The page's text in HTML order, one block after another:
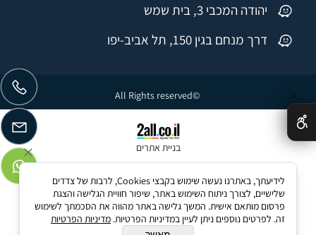
יהודה המכבי 3, בית שמש
דרך מנחם בגין 150, תל אביב-יפו
©All Rights reserved
בניית אתרים
לידיעתך, באתרנו נעשה שימוש בקבצי Cookies, לרבות של צדדים
שלישיים, לצורך ניתוח השימוש באתר, שיפור חוויית הגלישה והצגת
פרסום מותאם אישית. המשך גלישה באתר מהווה את הסכמתך לשימוש
זה. לפרטים נוספים ניתן לעיין במדיניות הפרטיות. מדיניות הפרטיות